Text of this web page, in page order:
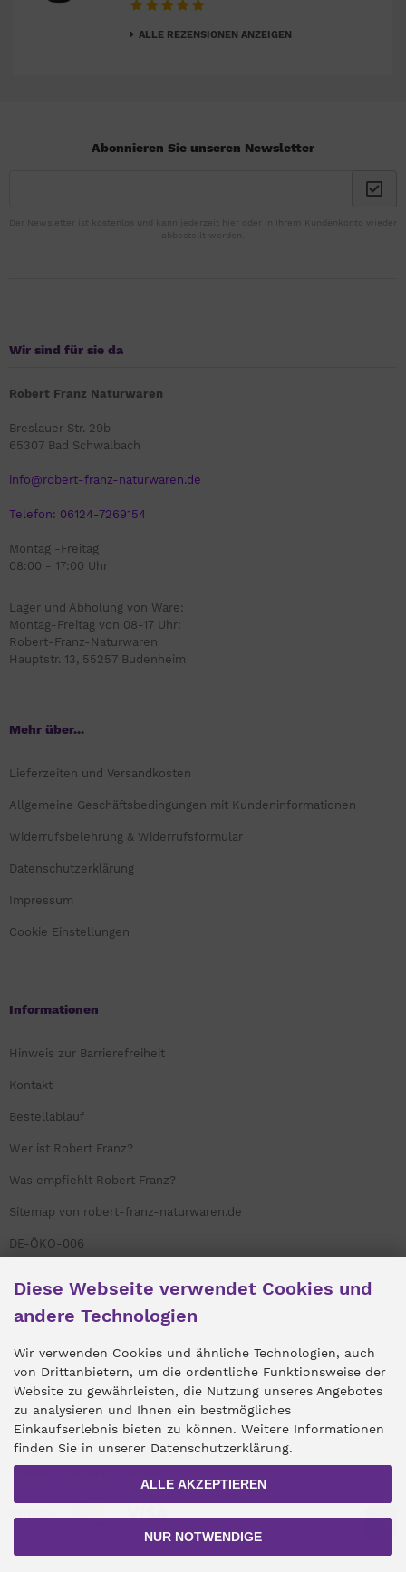
ALLE REZENSIONEN ANZEIGEN
Abonnieren Sie unseren Newsletter
Der Newsletter ist kostenlos und kann jederzeit hier oder in Ihrem Kundenkonto wieder
abbestellt werden.
Wir sind für sie da
Robert Franz Naturwaren
Breslauer Str. 29b
65307 Bad Schwalbach
info@robert-franz-naturwaren.de
Telefon: 06124-7269154
Montag -Freitag
08:00 - 17:00 Uhr
Lager und Abholung von Ware:
Montag-Freitag von 08-17 Uhr:
Robert-Franz-Naturwaren
Hauptstr. 13, 55257 Budenheim
Mehr über...
Lieferzeiten und Versandkosten
Allgemeine Geschäftsbedingungen mit Kundeninformationen
Widerrufsbelehrung & Widerrufsformular
Datenschutzerklärung
Impressum
Cookie Einstellungen
Informationen
Hinweis zur Barrierefreiheit
Kontakt
Bestellablauf
Wer ist Robert Franz?
Was empfiehlt Robert Franz?
Sitemap von robert-franz-naturwaren.de
DE-ÖKO-006
Umweltengagement
Zahlungsmethoden
Diese Webseite verwendet Cookies und
andere Technologien
Wir verwenden Cookies und ähnliche Technologien, auch
von Drittanbietern, um die ordentliche Funktionsweise der
Website zu gewährleisten, die Nutzung unseres Angebotes
zu analysieren und Ihnen ein bestmögliches
Einkaufserlebnis bieten zu können. Weitere Informationen
finden Sie in unserer Datenschutzerklärung.
ALLE AKZEPTIEREN
NUR NOTWENDIGE